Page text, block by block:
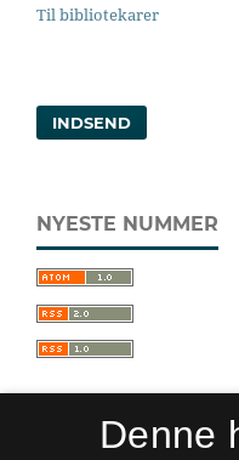
Til bibliotekarer
INDSEND
NYESTE NUMMER
Denne